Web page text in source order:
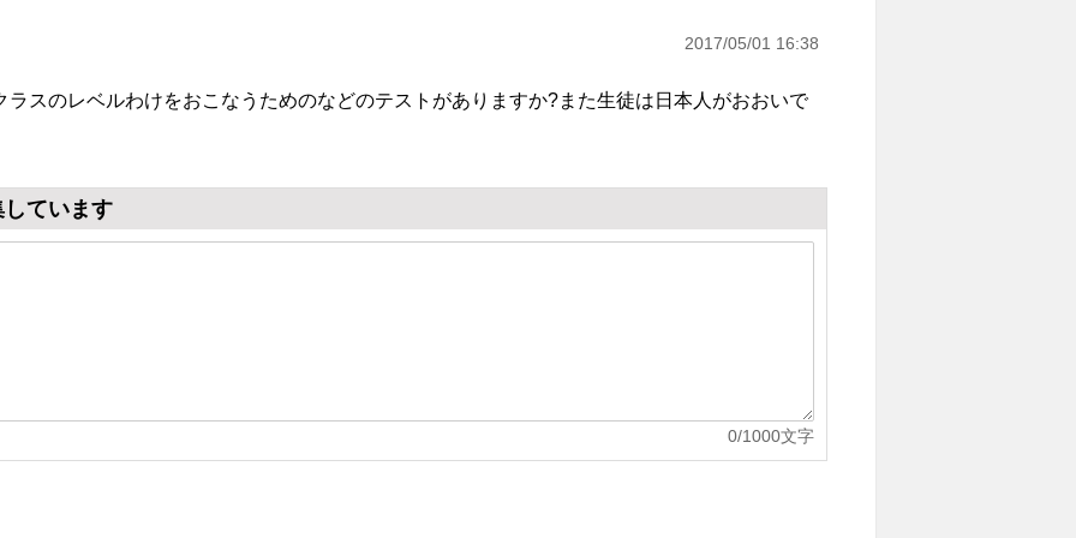
2017/05/01 16:38
ラスのレベルわけをおこなうためのなどのテストがありますか?また生徒は日本人がおおいで
ています
0/1000文字